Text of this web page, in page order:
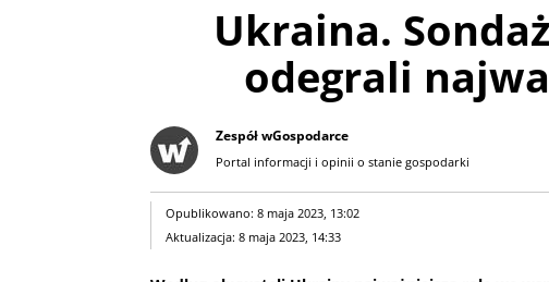
Ukraina.
odegrali
Zespół wGospodarce
Portal informacji i opinii o stanie gospodarki
Opublikowano: 8 maja 2023, 13:02
Aktualizacja: 8 maja 2023, 14:33